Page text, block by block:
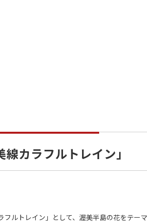
カラフルトレイン」
ルトレイン」として、渥美半島の花をテー